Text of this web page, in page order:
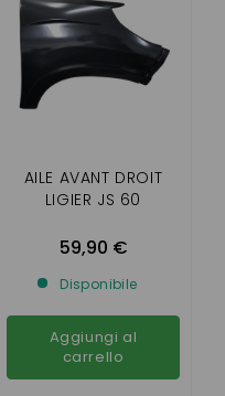
AILE AVANT DROIT
LIGIER JS 60
59,90 €
Disponibile
Aggiungi al
carrello